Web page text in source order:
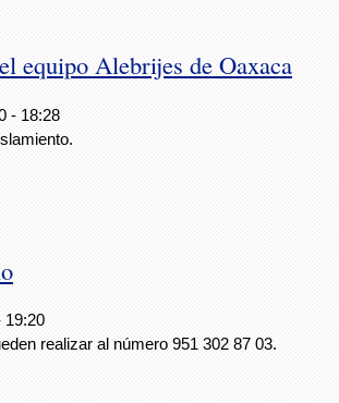
equipo Alebrijes de Oaxaca
- 18:28
19:20
realizar al número 951 302 87 03.